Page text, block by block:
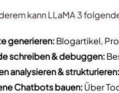
kann LLaMA 3
generieren: Blogartikel,
schreiben & debuggen:
analysieren & strukturieren:
Chatbots bauen: Über